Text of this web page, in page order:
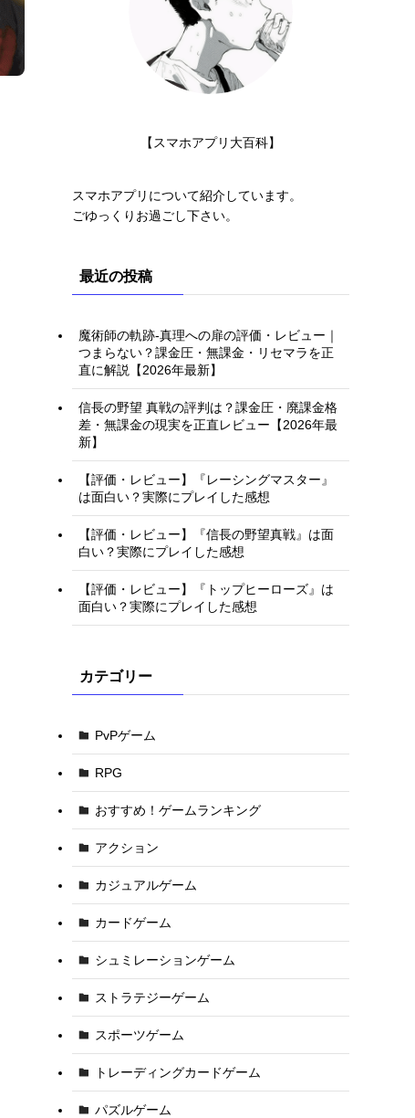
【スマホアプリ大百科】
スマホアプリについて紹介しています。
ごゆっくりお過ごし下さい。
最近の投稿
魔術師の軌跡-真理への扉の評価・レビュー｜
つまらない？課金圧・無課金・リセマラを正
直に解説【2026年最新】
信長の野望 真戦の評判は？課金圧・廃課金格
差・無課金の現実を正直レビュー【2026年最
新】
【評価・レビュー】『レーシングマスター』
は面白い？実際にプレイした感想
【評価・レビュー】『信長の野望真戦』は面
白い？実際にプレイした感想
【評価・レビュー】『トップヒーローズ』は
面白い？実際にプレイした感想
カテゴリー
PvPゲーム
RPG
おすすめ！ゲームランキング
アクション
カジュアルゲーム
カードゲーム
シュミレーションゲーム
ストラテジーゲーム
スポーツゲーム
トレーディングカードゲーム
パズルゲーム